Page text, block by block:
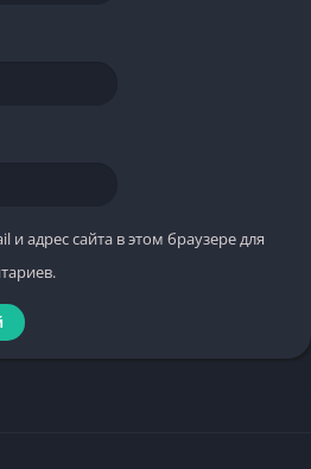
адрес сайта в этом браузере для